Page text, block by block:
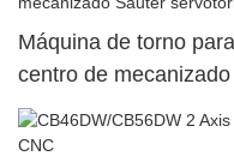
Máquina de torno
centro de
SY500/S500/SY300/